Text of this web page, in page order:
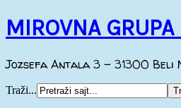
MIROVNA
Jozsefa Antala 3 - 31300
Traži...